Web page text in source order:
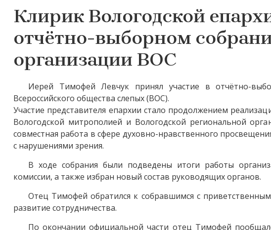
Клирик Вологодской
отчётно-выборном
организации ВОС
Иерей Тимофей Левчук принял участие в отчётно-
Всероссийского общества слепых (ВОС).
Участие представителя епархии стало продолжением
Вологодской митрополией и Вологодской региональной
совместная работа в сфере духовно-нравственного
с нарушениями зрения.
В ходе собрания были подведены итоги работы
комиссии, а также избран новый состав руководящих органов.
Отец Тимофей обратился к собравшимся с
развитие сотрудничества.
По окончании официальной части отец Тимофей